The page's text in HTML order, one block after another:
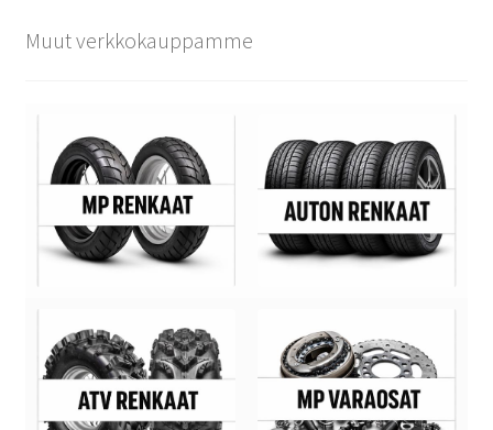
Muut verkkokauppamme